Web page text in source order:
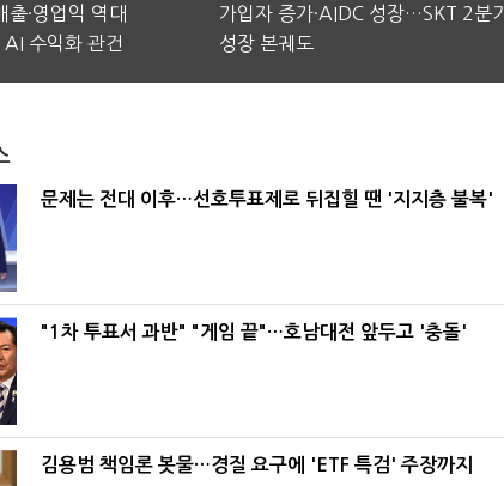
·영업익 역대
수익화 관건
가입자 증가·AIDC 성장…SKT 2분기
성장 본궤도
문제는 전대 이후…선호투표제로 뒤집힐 땐 '지지층 불복'
"1차 투표서 과반" "게임 끝"…호남대전 앞두고 '충돌'
김용범 책임론 봇물…경질 요구에 'ETF 특검' 주장까지